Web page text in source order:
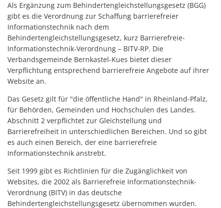
Als Ergänzung zum Behindertengleichstellungsgesetz (BGG)
gibt es die Verordnung zur Schaffung barrierefreier
Informationstechnik nach dem
Behindertengleichstellungsgesetz, kurz Barrierefreie-
Informationstechnik-Verordnung – BITV-RP. Die
Verbandsgemeinde Bernkastel-Kues bietet dieser
Verpflichtung entsprechend barrierefreie Angebote auf ihrer
Website an.
Das Gesetz gilt für "die öffentliche Hand" in Rheinland-Pfalz,
für Behörden, Gemeinden und Hochschulen des Landes.
Abschnitt 2 verpflichtet zur Gleichstellung und
Barrierefreiheit in unterschiedlichen Bereichen. Und so gibt
es auch einen Bereich, der eine barrierefreie
Informationstechnik anstrebt.
Seit 1999 gibt es Richtlinien für die Zugänglichkeit von
Websites, die 2002 als Barrierefreie Informationstechnik-
Verordnung (BITV) in das deutsche
Behindertengleichstellungsgesetz übernommen wurden.